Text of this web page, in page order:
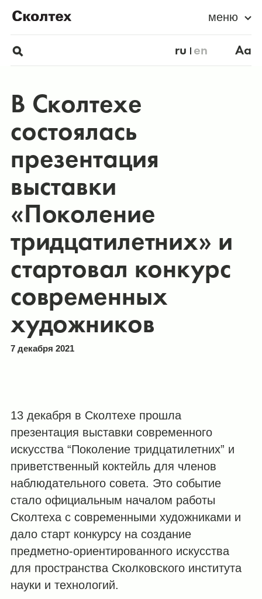
меню
ru en Aa
В Сколтехе
состоялась
презентация
выставки
«Поколение
тридцатилетних» и
стартовал конкурс
современных
художников
7 декабря 2021
13 декабря в Сколтехе прошла
презентация выставки современного
искусства “Поколение тридцатилетних” и
приветственный коктейль для членов
наблюдательного совета. Это событие
стало официальным началом работы
Сколтеха с современными художниками и
дало старт конкурсу на создание
предметно-ориентированного искусства
для пространства Сколковского института
науки и технологий.